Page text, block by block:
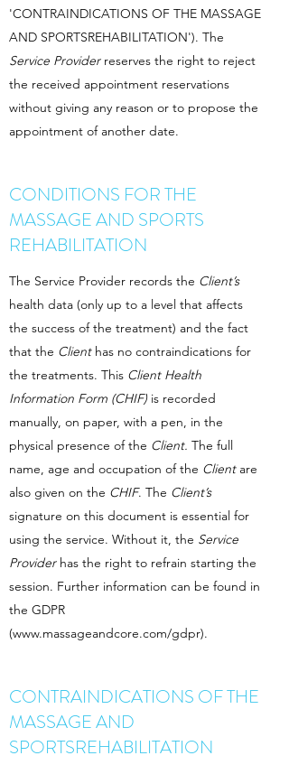
'CONTRAINDICATIONS OF THE MASSAGE
AND SPORTSREHABILITATION'). The
Service Providerreserves the right to reject
the received appointment reservations
without giving any reason or to propose the
appointment of another date.
CONDITIONS FOR THE
MASSAGE AND SPORTS
REHABILITATION
The Service Provider records the Client’s
health data (only up to a level that affects
the success of the treatment) and the fact
that the Clienthas no contraindications for
the treatments. This Client Health
Information Form (CHIF)is recorded
manually, on paper, with a pen, in the
physical presence of the Client. The full
name, age and occupation of the Clientare
also given on the CHIF. The Client’s
signature on this document is essential for
using the service. Without it, the Service
Providerhas the right to refrain starting the
session. Further information can be found in
the GDPR
(www.massageandcore.com/gdpr).
CONTRAINDICATIONS OF THE
MASSAGE AND
SPORTSREHABILITATION